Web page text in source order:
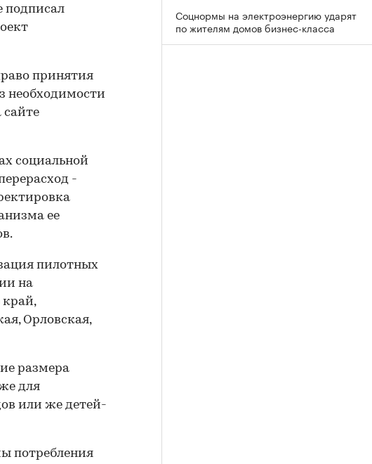
подписал
принятия
необходимости
сайте
социальной
-
ее
пилотных
на
Орловская,
размера
для
или же детей-
потребления
Соцнормы на электроэнергию ударят
по жителям домов бизнес-класса